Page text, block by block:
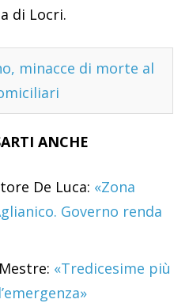
di Locri.
minacce di morte al
ANCHE
De Luca: «Zona
Governo renda
«Tredicesime più